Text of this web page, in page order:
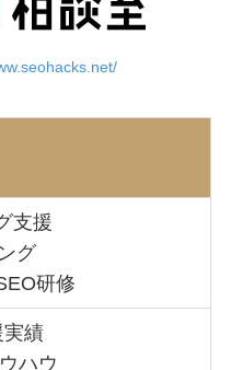
支援
グ
研修
実績
ハウ